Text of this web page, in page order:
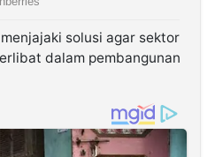
solusi agar sektor
dalam pembangunan